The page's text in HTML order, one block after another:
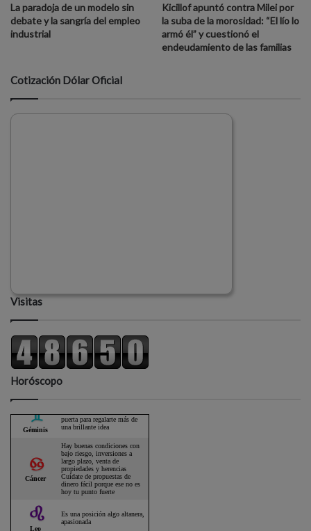
La paradoja de un modelo sin
debate y la sangría del empleo
industrial
Kicillof apuntó contra Milei por
la suba de la morosidad: “El lío lo
armó él” y cuestionó el
endeudamiento de las familias
Cotización Dólar Oficial
Visitas
Horóscopo